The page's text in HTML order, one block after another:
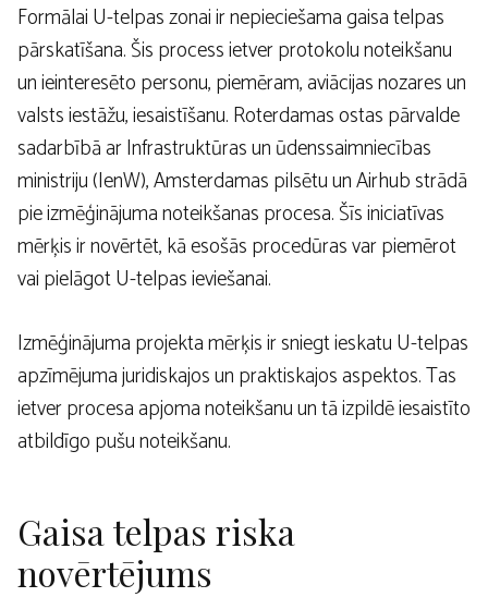
Formālai U-telpas zonai ir nepieciešama gaisa telpas
pārskatīšana. Šis process ietver protokolu noteikšanu
un ieinteresēto personu, piemēram, aviācijas nozares un
valsts iestāžu, iesaistīšanu. Roterdamas ostas pārvalde
sadarbībā ar Infrastruktūras un ūdenssaimniecības
ministriju (IenW), Amsterdamas pilsētu un Airhub strādā
pie izmēģinājuma noteikšanas procesa. Šīs iniciatīvas
mērķis ir novērtēt, kā esošās procedūras var piemērot
vai pielāgot U-telpas ieviešanai.
Izmēģinājuma projekta mērķis ir sniegt ieskatu U-telpas
apzīmējuma juridiskajos un praktiskajos aspektos. Tas
ietver procesa apjoma noteikšanu un tā izpildē iesaistīto
atbildīgo pušu noteikšanu.
Gaisa telpas riska
novērtējums